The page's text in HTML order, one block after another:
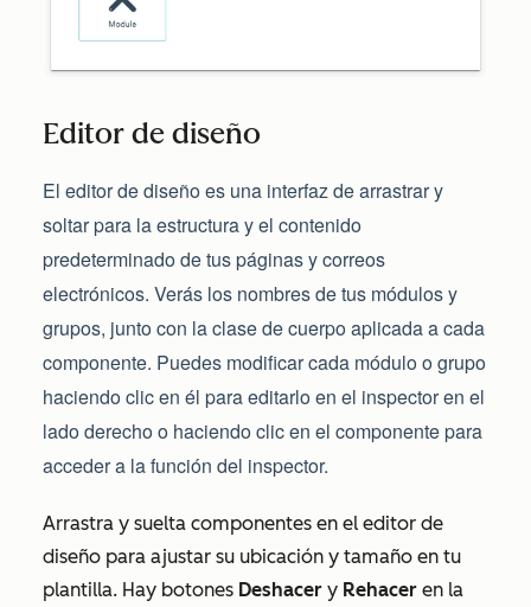
Editor de diseño
El editor de diseño es una interfaz de arrastrar y
soltar para la estructura y el contenido
predeterminado de tus páginas y correos
electrónicos. Verás los nombres de tus módulos y
grupos, junto con la clase de cuerpo aplicada a cada
componente. Puedes modificar cada módulo o grupo
haciendo clic en él para editarlo en el inspector en el
lado derecho o haciendo clic en el componente para
acceder a la función del inspector.
Arrastra y suelta componentes en el editor de
diseño para ajustar su ubicación y tamaño en tu
plantilla. Hay botones Deshacer y Rehacer en la